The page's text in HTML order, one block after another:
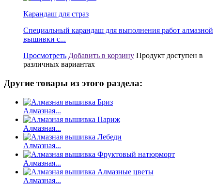
Карандаш для страз
Специальный карандаш для выполнения работ алмазной
вышивки с...
Просмотреть Добавить в корзину Продукт доступен в
различных вариантах
Другие товары из этого раздела:
Алмазная...
Алмазная...
Алмазная...
Алмазная...
Алмазная...